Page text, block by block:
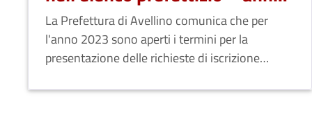
2023
La Prefettura di Avellino comunica che per
l'anno 2023 sono aperti i termini per la
presentazione delle richieste di iscrizione